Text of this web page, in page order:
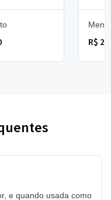
R$
e quando usada como